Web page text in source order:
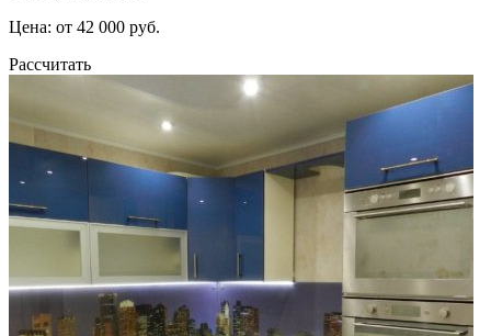
Цена: от 42 000 руб.
Рассчитать